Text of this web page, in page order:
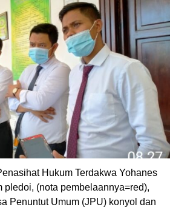
Hukum Terdakwa Yohanes
pledoi, (nota pembelaannya=red),
Penuntut Umum (JPU) konyol dan